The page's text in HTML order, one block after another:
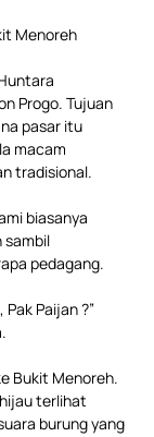
Menoreh
Progo. Tujuan
pasar itu
macam
tradisional.
biasanya
sambil
pedagang.
Paijan ?”
Bukit Menoreh.
terlihat
burung yang